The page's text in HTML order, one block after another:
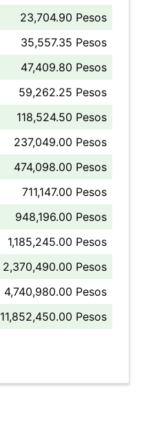
23,704.90 Pesos
35,557.35 Pesos
47,409.80 Pesos
59,262.25 Pesos
118,524.50 Pesos
237,049.00 Pesos
474,098.00 Pesos
711,147.00 Pesos
948,196.00 Pesos
1,185,245.00 Pesos
2,370,490.00 Pesos
4,740,980.00 Pesos
11,852,450.00 Pesos